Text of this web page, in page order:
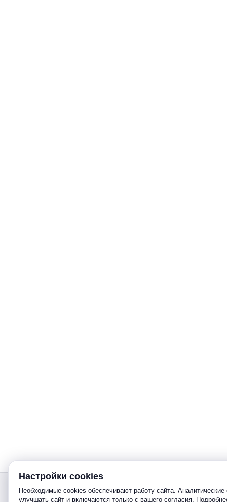
Настройки cookies
Необходимые cookies обеспечивают работу сайта.
улучшать сайт и включаются только с вашего согласия.
Звонок